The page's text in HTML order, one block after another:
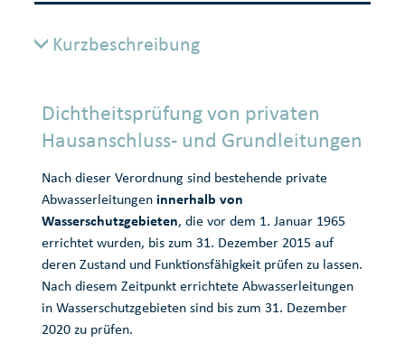
Kurzbeschreibung
Dichtheitsprüfung von privaten
Hausanschluss- und Grundleitungen
Nach dieser Verordnung sind bestehende private
Abwasserleitungen innerhalb von
Wasserschutzgebieten, die vor dem 1. Januar 1965
errichtet wurden, bis zum 31. Dezember 2015 auf
deren Zustand und Funktionsfähigkeit prüfen zu lassen.
Nach diesem Zeitpunkt errichtete Abwasserleitungen
in Wasserschutzgebieten sind bis zum 31. Dezember
2020 zu prüfen.